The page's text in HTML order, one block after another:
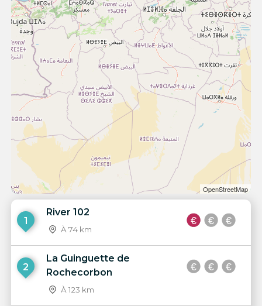
OpenStreetMap
1
River 102
À 74 km
2
La Guinguette de
Rochecorbon
À 123 km